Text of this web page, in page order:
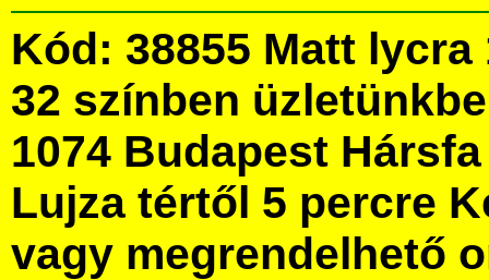
Kód: 38855 Matt
32 színben
1074 Budapest
Lujza tértől 5 percre
vagy megrendelhető